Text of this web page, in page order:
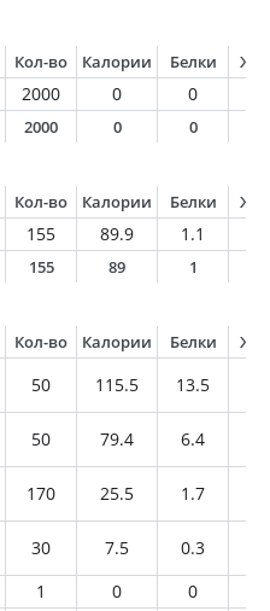
Кол-во Калории Белки
2000 0 0
2000 0 0
Кол-во Калории Белки
155 89.9 1.1
155 89 1
Кол-во Калории Белки
50 115.5 13.5
50 79.4 6.4
170 25.5 1.7
30 7.5 0.3
1 0 0